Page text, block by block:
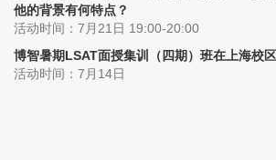
他的背景有何特点？
活动时间：7月21日 19:00-20:00
博智暑期LSAT面授集训（四期）班在上海校区
活动时间：7月14日